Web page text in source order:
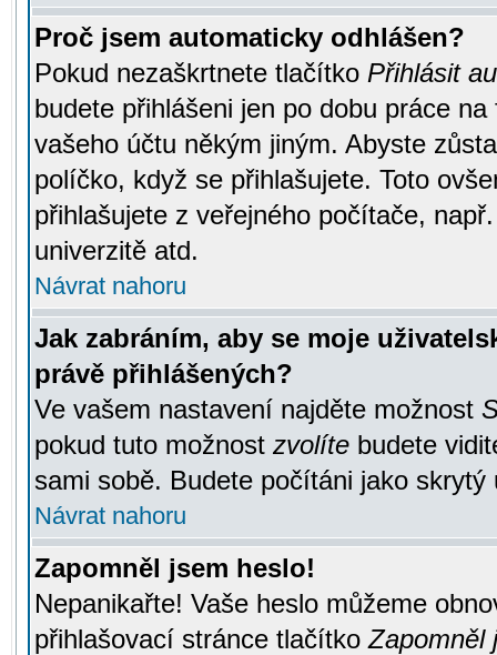
Proč jsem automaticky odhlášen?
Pokud nezaškrtnete tlačítko Přihlásit
budete přihlášeni jen po dobu práce
vašeho účtu někým jiným. Abyste
políčko, když se přihlašujete. Toto
přihlašujete z veřejného počítače,
univerzitě atd.
Návrat nahoru
Jak zabráním, aby se moje
právě přihlášených?
Ve vašem nastavení najděte možnost
pokud tuto možnost zvolíte budete
sami sobě. Budete počítáni jako skrytý
Návrat nahoru
Zapomněl jsem heslo!
Nepanikařte! Vaše heslo můžeme
přihlašovací stránce tlačítkoZapomněl